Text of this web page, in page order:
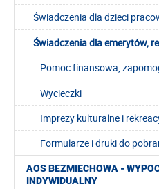
Świadczenia dla dzieci
Świadczenia dla emerytów,
Pomoc finansowa,
Wycieczki
Imprezy kulturalne i
Formularze i druki do
AOS BEZMIECHOWA -
INDYWIDUALNY